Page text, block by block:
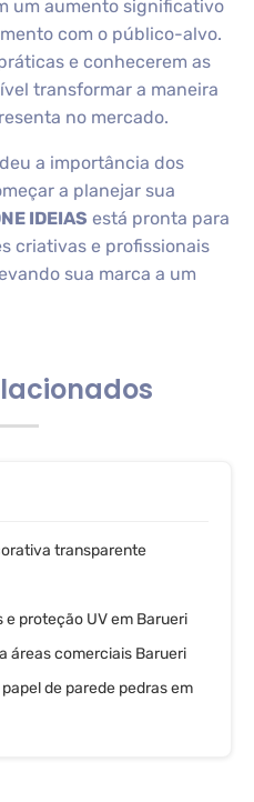
um aumento significativo
com o público-alvo.
e conhecerem as
transformar a maneira
no mercado.
a importância dos
a planejar sua
IDEIAS está pronta para
criativas e profissionais
sua marca a um
transparente
proteção UV em Barueri
áreas comerciais Barueri
de parede pedras em